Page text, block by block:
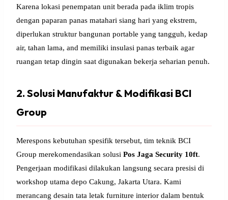
Karena lokasi penempatan unit berada pada iklim tropis
dengan paparan panas matahari siang hari yang ekstrem,
diperlukan struktur bangunan portable yang tangguh, kedap
air, tahan lama, and memiliki insulasi panas terbaik agar
ruangan tetap dingin saat digunakan bekerja seharian penuh.
2. Solusi Manufaktur & Modifikasi BCI
Group
Merespons kebutuhan spesifik tersebut, tim teknik BCI
Group merekomendasikan solusi Pos Jaga Security 10ft.
Pengerjaan modifikasi dilakukan langsung secara presisi di
workshop utama depo Cakung, Jakarta Utara. Kami
merancang desain tata letak furniture interior dalam bentuk